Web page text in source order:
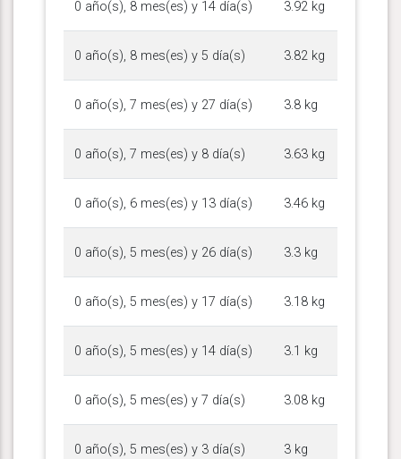
0 año(s), 8 mes(es) y 14 día(s) 3.92 kg
0 año(s), 8 mes(es) y 5 día(s) 3.82 kg
0 año(s), 7 mes(es) y 27 día(s) 3.8 kg
0 año(s), 7 mes(es) y 8 día(s) 3.63 kg
0 año(s), 6 mes(es) y 13 día(s) 3.46 kg
0 año(s), 5 mes(es) y 26 día(s) 3.3 kg
0 año(s), 5 mes(es) y 17 día(s) 3.18 kg
0 año(s), 5 mes(es) y 14 día(s) 3.1 kg
0 año(s), 5 mes(es) y 7 día(s) 3.08 kg
0 año(s), 5 mes(es) y 3 día(s) 3 kg